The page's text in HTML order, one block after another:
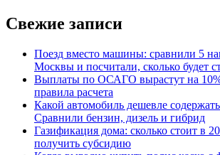
Свежие записи
Поезд вместо машины: сравнили 5
Москвы и посчитали, сколько будет
Выплаты по ОСАГО вырастут на
правила расчета
Какой автомобиль дешевле
Сравнили бензин, дизель и гибрид
Газификация дома: сколько стоит в
получить субсидию